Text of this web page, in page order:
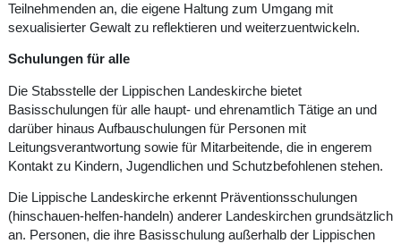
Teilnehmenden an, die eigene Haltung zum Umgang mit
sexualisierter Gewalt zu reflektieren und weiterzuentwickeln.
Schulungen für alle
Die Stabsstelle der Lippischen Landeskirche bietet
Basisschulungen für alle haupt- und ehrenamtlich Tätige an und
darüber hinaus Aufbauschulungen für Personen mit
Leitungsverantwortung sowie für Mitarbeitende, die in engerem
Kontakt zu Kindern, Jugendlichen und Schutzbefohlenen stehen.
Die Lippische Landeskirche erkennt Präventionsschulungen
(hinschauen-helfen-handeln) anderer Landeskirchen grundsätzlich
an. Personen, die ihre Basisschulung außerhalb der Lippischen